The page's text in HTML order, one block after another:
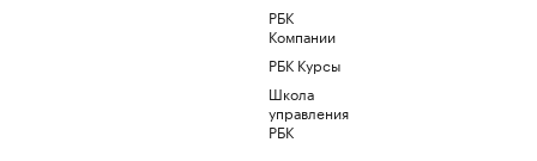
РБК
Компании
РБК Курсы
Школа
управления
РБК